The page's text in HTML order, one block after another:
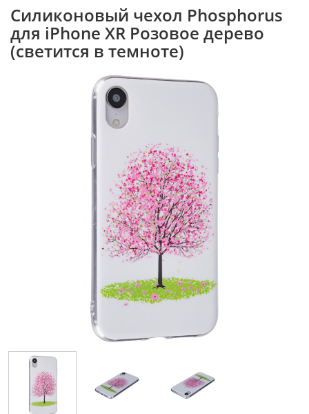
Силиконовый чехол Phosphorus
для iPhone XR Розовое дерево
(светится в темноте)